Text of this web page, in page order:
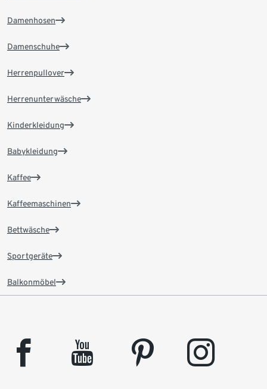
Damenhosen
Damenschuhe
Herrenpullover
Herrenunterwäsche
Kinderkleidung
Babykleidung
Kaffee
Kaffeemaschinen
Bettwäsche
Sportgeräte
Balkonmöbel
facebook youtube pinterest instagram